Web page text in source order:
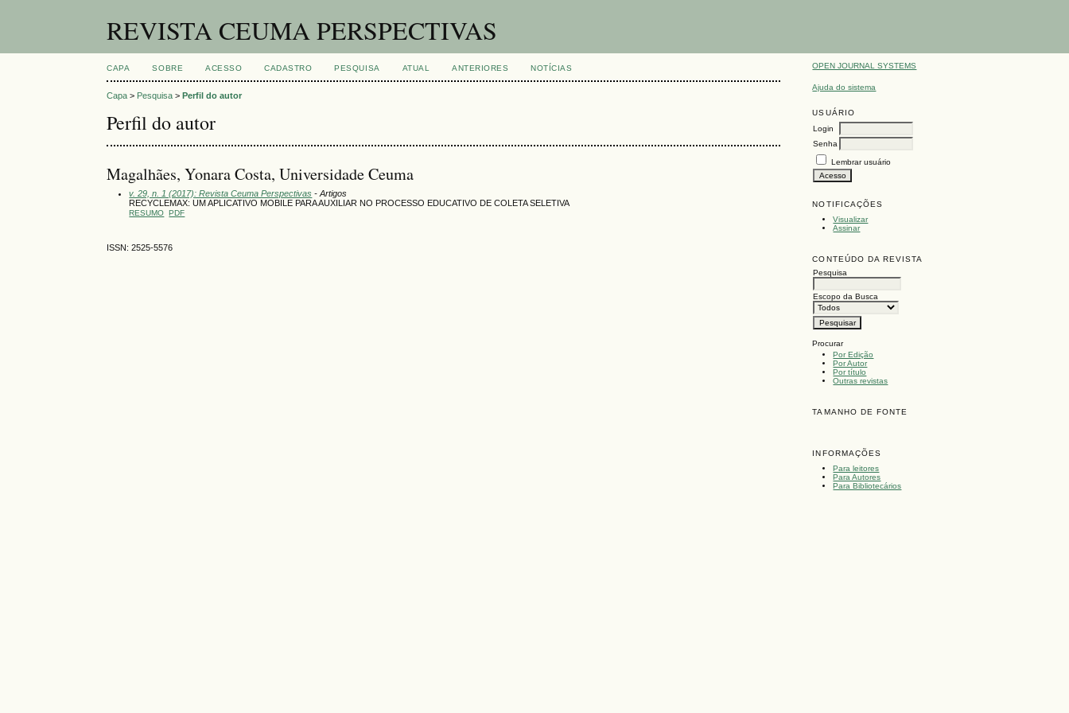
REVISTA CEUMA PERSPECTIVAS
OPEN JOURNAL SYSTEMS
Ajuda do sistema
USUÁRIO
Login
Senha
Lembrar usuário
NOTIFICAÇÕES
Visualizar
Assinar
CONTEÚDO DA REVISTA
Pesquisa
Escopo da Busca
Procurar
Por Edição
Por Autor
Por título
Outras revistas
TAMANHO DE FONTE
INFORMAÇÕES
Para leitores
Para Autores
Para Bibliotecários
CAPA SOBRE ACESSO CADASTRO PESQUISA ATUAL ANTERIORES NOTÍCIAS
Capa > Pesquisa >Perfil do autor
Perfil do autor
Magalhães, Yonara Costa, Universidade Ceuma
v. 29, n. 1 (2017): Revista Ceuma Perspectivas - Artigos
RECYCLEMAX: UM APLICATIVO MOBILE PARA AUXILIAR NO PROCESSO EDUCATIVO DE COLETA SELETIVA
RESUMO PDF
ISSN: 2525-5576